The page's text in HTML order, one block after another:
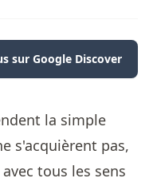
sur Google Discover
la simple
s'acquièrent pas,
tous les sens